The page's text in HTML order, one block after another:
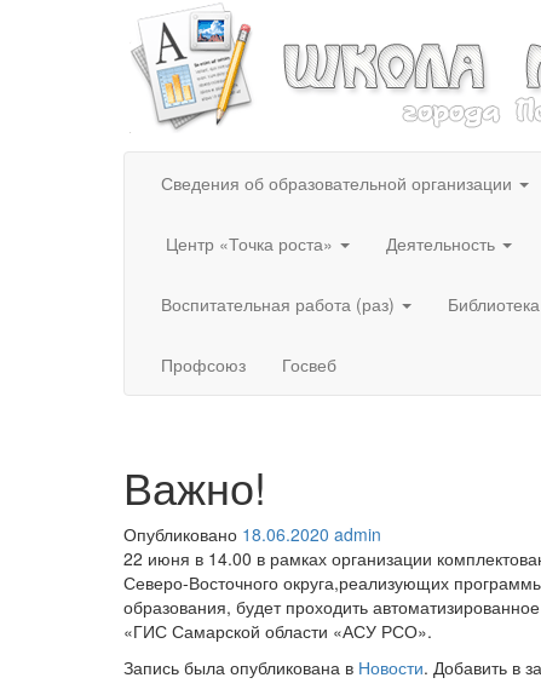
Сведения об образовательной организации
Центр «Точка роста» Деятельность
Воспитательная работа (раз) Библиотека
Профсоюз Госвеб
Важно!
Опубликовано 18.06.2020 admin
22 июня в 14.00 в рамках организации
Северо-Восточного округа,реализующих
образования, будет проходить
«ГИС Самарской области «АСУ РСО».
Запись была опубликована в Новости. Добавить в